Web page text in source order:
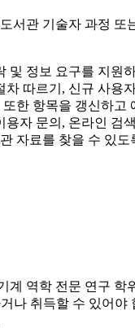
서관 기술자 과정 또
및 정보 요구를 지원
차 따르기, 신규 사용
한 항목을 갱신하고
용자 문의, 온라인 검
자료를 찾을 수 있도
계 역학 전문 연구 학
나 취득할 수 있어야